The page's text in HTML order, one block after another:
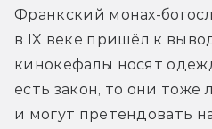
Франкский монах-
в IX веке пришёл к
кинокефалы носят
есть закон, то они
и могут претендовать